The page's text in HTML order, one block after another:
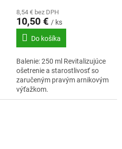
8,54 € bez DPH
10,50 € / ks
Do košíka
Balenie: 250 ml Revitalizujúce
ošetrenie a starostlivosť so
zaručeným pravým arnikovým
výťažkom.